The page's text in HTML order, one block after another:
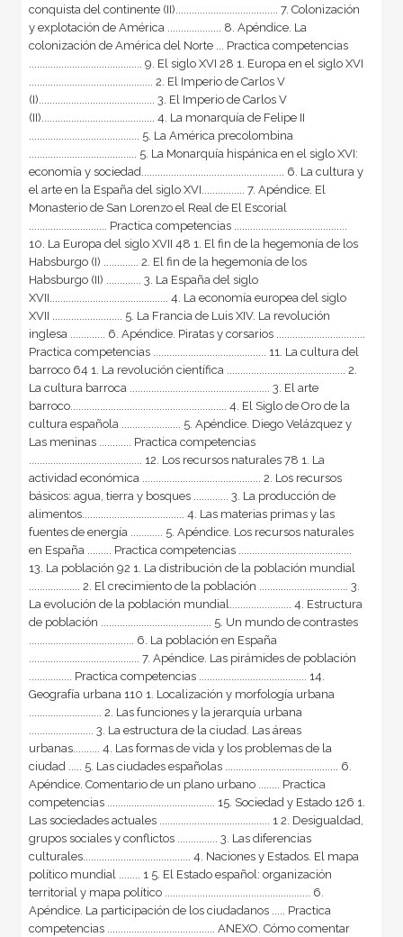
conquista del continente (II)...................................... 7. Colonización
y explotación de América .................... 8. Apéndice. La
colonización de América del Norte ... Practica competencias
.......................................... 9. El siglo XVI 28 1. Europa en el siglo XVI
.............................................. 2. El Imperio de Carlos V
(I)........................................... 3. El Imperio de Carlos V
(II).......................................... 4. La monarquía de Felipe II
......................................... 5. La América precolombina
........................................ 5. La Monarquía hispánica en el siglo XVI:
economía y sociedad..................................................... 6. La cultura y
el arte en la España del siglo XVI................ 7. Apéndice. El
Monasterio de San Lorenzo el Real de El Escorial
............................. Practica competencias ..........................................
10. La Europa del siglo XVII 48 1. El fin de la hegemonía de los
Habsburgo (I) ............. 2. El fin de la hegemonía de los
Habsburgo (II) ............. 3. La España del siglo
XVII............................................ 4. La economía europea del siglo
XVII .......................... 5. La Francia de Luis XIV. La revolución
inglesa ............. 6. Apéndice. Piratas y corsarios .................................
Practica competencias .......................................... 11. La cultura del
barroco 64 1. La revolución científica ............................................ 2.
La cultura barroca .................................................... 3. El arte
barroco.......................................................... 4. El Siglo de Oro de la
cultura española ...................... 5. Apéndice. Diego Velázquez y
Las meninas ............ Practica competencias
.......................................... 12. Los recursos naturales 78 1. La
actividad económica ............................................ 2. Los recursos
básicos: agua, tierra y bosques ............. 3. La producción de
alimentos...................................... 4. Las materias primas y las
fuentes de energía ............ 5. Apéndice. Los recursos naturales
en España ......... Practica competencias ..........................................
13. La población 92 1. La distribución de la población mundial
................... 2. El crecimiento de la población ................................. 3.
La evolución de la población mundial....................... 4. Estructura
de población ......................................... 5. Un mundo de contrastes
....................................... 6. La población en España
......................................... 7. Apéndice. Las pirámides de población
................ Practica competencias ........................................ 14.
Geografía urbana 110 1. Localización y morfología urbana
........................... 2. Las funciones y la jerarquía urbana
........................ 3. La estructura de la ciudad. Las áreas
urbanas.......... 4. Las formas de vida y los problemas de la
ciudad ..... 5. Las ciudades españolas .......................................... 6.
Apéndice. Comentario de un plano urbano ........ Practica
competencias ........................................ 15. Sociedad y Estado 126 1.
Las sociedades actuales ......................................... 1 2. Desigualdad,
grupos sociales y conflictos ............... 3. Las diferencias
culturales........................................ 4. Naciones y Estados. El mapa
político mundial ........ 1 5. El Estado español: organización
territorial y mapa político ...................................................... 6.
Apéndice. La participación de los ciudadanos ..... Practica
competencias ........................................ ANEXO. Cómo comentar